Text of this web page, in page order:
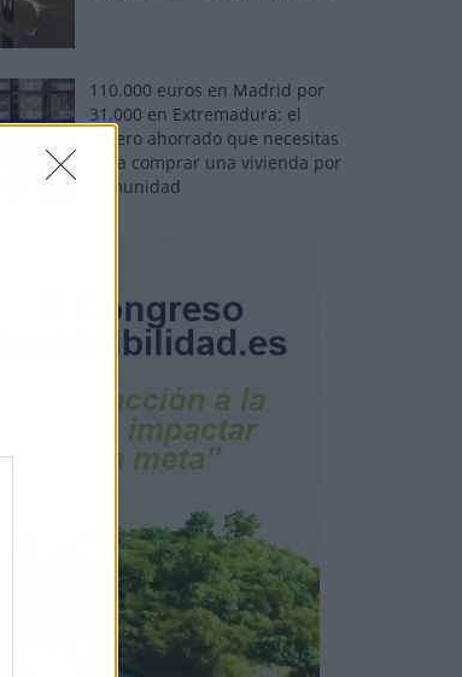
110.000 euros en Madrid por
31.000 en Extremadura: el
dinero ahorrado que necesitas
para comprar una vivienda por
comunidad